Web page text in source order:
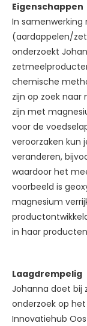
Eigenschappen
In samenwerking
(aardappelen/
onderzoekt
chemische
zijn op zoek
zijn met
voor de
veroorzaken kun
veranderen,
waardoor het
voorbeeld is
magnesium
in haar
Laagdrempelig
Johanna doet bij
onderzoek op
Innovatiehub